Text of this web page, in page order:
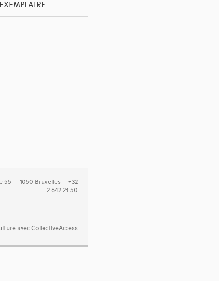
55 — 1050 Bruxelles — +32
2 642 24 50
avec CollectiveAccess